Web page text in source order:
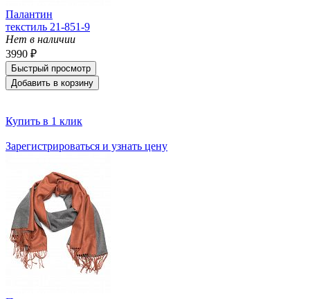
Палантин
текстиль 21-851-9
Нет в наличии
3990 ₽
Быстрый просмотр
Добавить в корзину
Купить в 1 клик
Зарегистрироваться и узнать цену